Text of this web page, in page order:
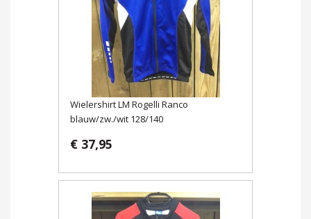
Wielershirt LM Rogelli Ranco
blauw/zw./wit 128/140
€ 37,95